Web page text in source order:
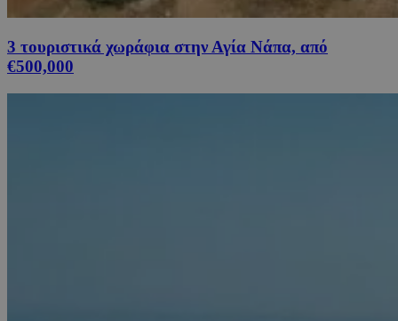
3 τουριστικά χωράφια στην Αγία Νάπα, από
€500,000